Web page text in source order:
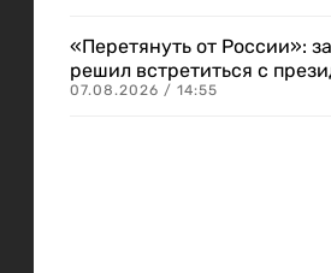
«Перетянуть от России»:
решил встретиться с
07.08.2026 / 14:55